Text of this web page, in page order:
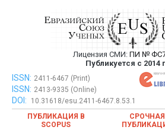
Евразийский
публикация
ежемесячном
Лицензия СМИ: ПИ №
Публикуется с 2014
Евразийский Союз Ученых —
ежемесячном научном
ISSN: 2411-6467 (Print)
ISSN: 2413-9335 (Online)
DOI:
10.31618/esu.2411-6467.8.53.1
ПУБЛИКАЦИЯ В
SCOPUS
СРОЧНАЯ